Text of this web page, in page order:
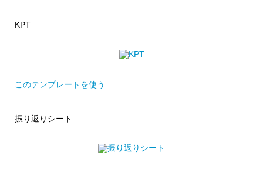
KPT
このテンプレートを使う
振り返りシート